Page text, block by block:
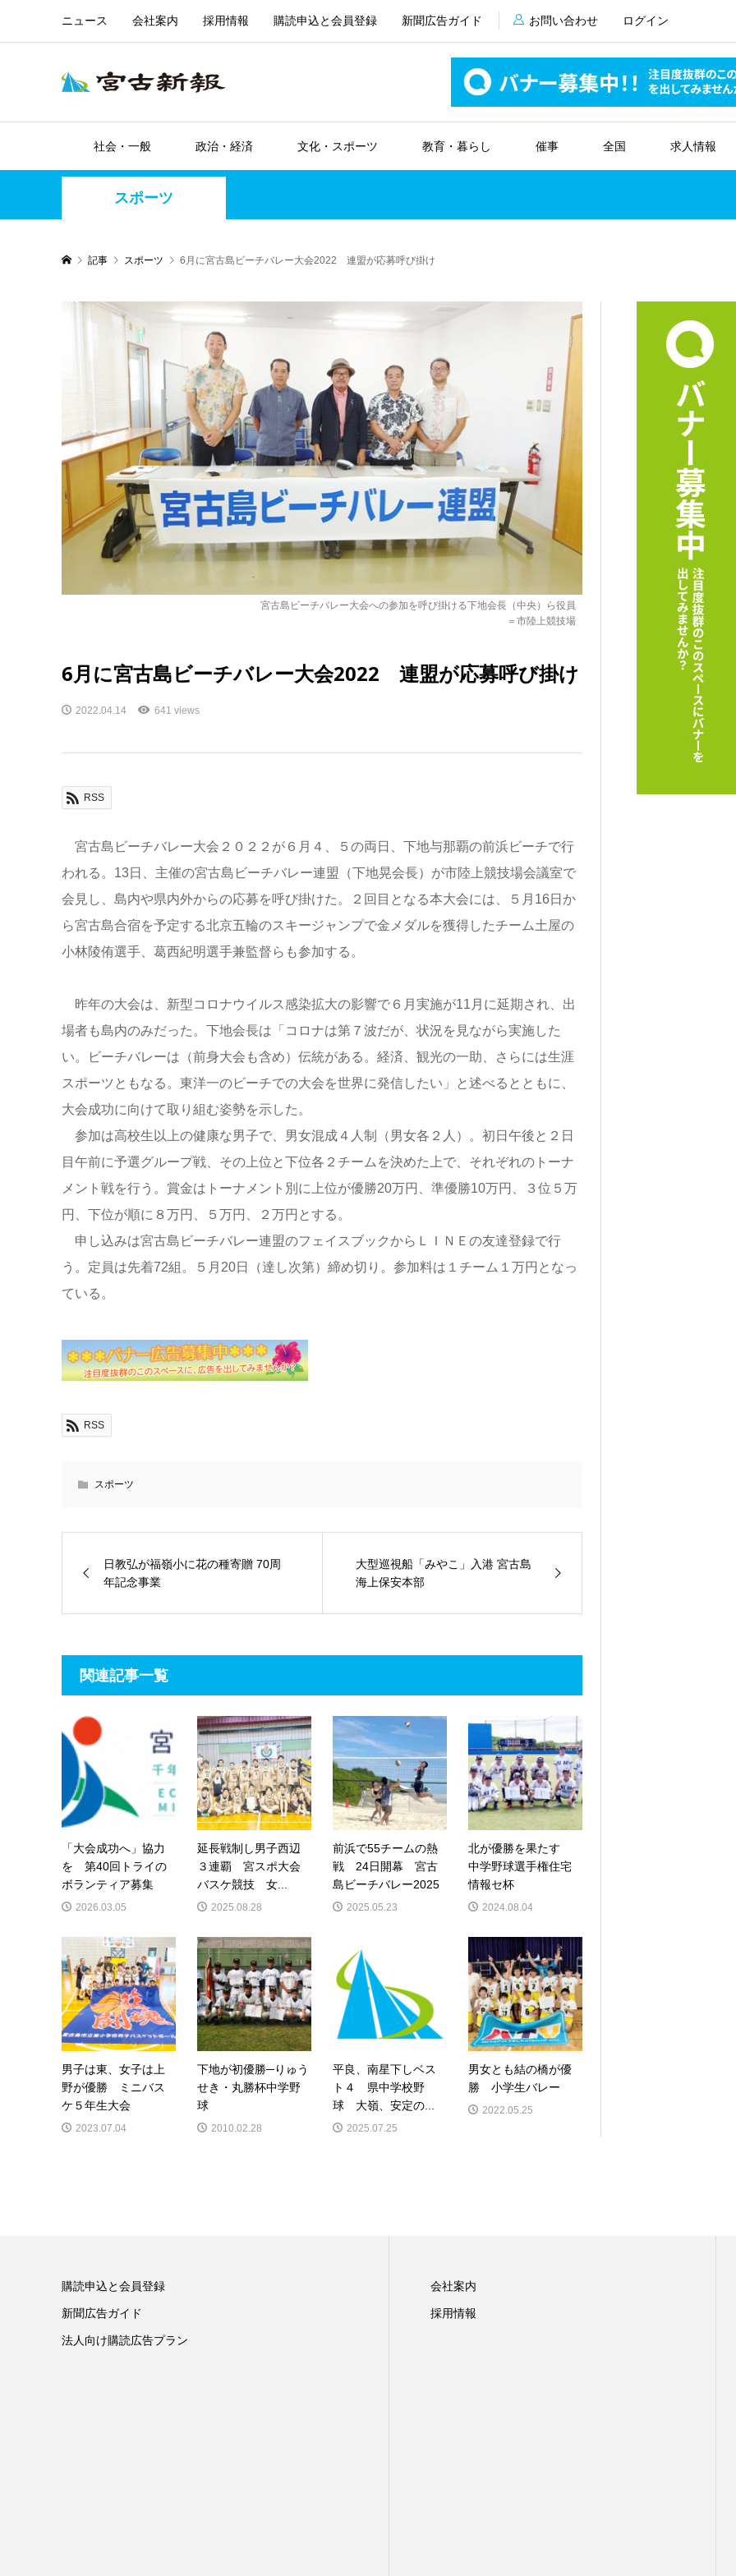
ニュース 会社案内 採用情報 購読申込と会員登録 新聞広告ガイド お問い合わせ ログイン
社会・一般 政治・経済 文化・スポーツ 教育・暮らし 催事 全国 求人情報
スポーツ
記事 スポーツ 6月に宮古島ビーチバレー大会2022 連盟が応募呼び掛け
宮古島ビーチバレー大会への参加を呼び掛ける下地会長（中央）ら役員
＝市陸上競技場
6月に宮古島ビーチバレー大会2022 連盟が応募呼び掛け
2022.04.14 641 views
RSS
宮古島ビーチバレー大会２０２２が６月４、５の両日、下地与那覇の前浜ビーチで行
われる。13日、主催の宮古島ビーチバレー連盟（下地晃会長）が市陸上競技場会議室で
会見し、島内や県内外からの応募を呼び掛けた。２回目となる本大会には、５月16日か
ら宮古島合宿を予定する北京五輪のスキージャンプで金メダルを獲得したチーム土屋の
小林陵侑選手、葛西紀明選手兼監督らも参加する。
昨年の大会は、新型コロナウイルス感染拡大の影響で６月実施が11月に延期され、出
場者も島内のみだった。下地会長は「コロナは第７波だが、状況を見ながら実施した
い。ビーチバレーは（前身大会も含め）伝統がある。経済、観光の一助、さらには生涯
スポーツともなる。東洋一のビーチでの大会を世界に発信したい」と述べるとともに、
大会成功に向けて取り組む姿勢を示した。
参加は高校生以上の健康な男子で、男女混成４人制（男女各２人）。初日午後と２日
目午前に予選グループ戦、その上位と下位各２チームを決めた上で、それぞれのトーナ
メント戦を行う。賞金はトーナメント別に上位が優勝20万円、準優勝10万円、３位５万
円、下位が順に８万円、５万円、２万円とする。
申し込みは宮古島ビーチバレー連盟のフェイスブックからＬＩＮＥの友達登録で行
う。定員は先着72組。５月20日（達し次第）締め切り。参加料は１チーム１万円となっ
ている。
RSS
スポーツ
日教弘が福嶺小に花の種寄贈 70周
年記念事業
大型巡視船「みやこ」入港 宮古島
海上保安本部
関連記事一覧
「大会成功へ」協力
を 第40回トライの
ボランティア募集
2026.03.05
延長戦制し男子西辺
３連覇 宮スポ大会
バスケ競技 女...
2025.08.28
前浜で55チームの熱
戦 24日開幕 宮古
島ビーチバレー2025
2025.05.23
北が優勝を果たす
中学野球選手権住宅
情報セ杯
2024.08.04
男子は東、女子は上
野が優勝 ミニバス
ケ５年生大会
2023.07.04
下地が初優勝─りゅう
せき・丸勝杯中学野
球
2010.02.28
平良、南星下しベス
ト４ 県中学校野
球 大嶺、安定の...
2025.07.25
男女とも結の橋が優
勝 小学生バレー
2022.05.25
購読申込と会員登録
新聞広告ガイド
法人向け購読広告プラン
会社案内
採用情報